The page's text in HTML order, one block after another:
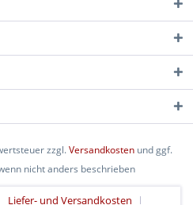
zzgl.Versandkosten und ggf.
nicht anders beschrieben
Liefer- und Versandkosten